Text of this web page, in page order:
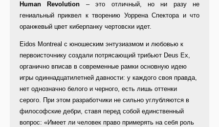
Human Revolution – это отличный, но ни разу не
гениальный приквел к творению Уоррена Спектора и что
оранжевый цвет киберпанку чертовски идет.
Eidos Montreal с юношеским энтузиазмом и любовью к
первоисточнику создали потрясающий трибьют Deus Ex,
органично вписав в современные рамки основную идею
игры одиннадцатилетней давности: у каждого своя правда,
нет однозначно белого и черного, есть лишь оттенки
серого. При этом разработчики не сильно углубляются в
философские дебри, ставя перед собой единственный
вопрос: «Имеет ли человек право примерять на себя роль